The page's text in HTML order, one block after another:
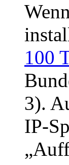
100
3).
IP-